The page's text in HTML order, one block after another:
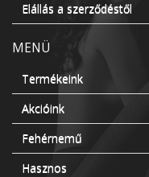
Elállás a szerződéstől
MENÜ
Termékeink
Akcióink
Fehérnemű
Hasznos